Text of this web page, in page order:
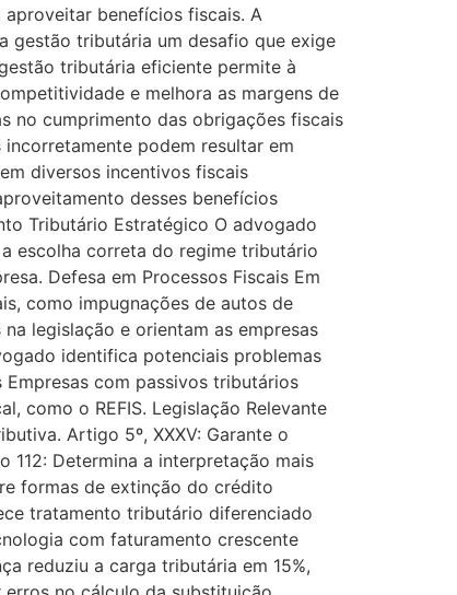
aproveitar benefícios fiscais. A
gestão tributária um desafio que exige
tributária eficiente permite à
e melhora as margens de
no cumprimento das obrigações fiscais
podem resultar em
diversos incentivos fiscais
desses benefícios
Tributário Estratégico O advogado
escolha correta do regime tributário
Defesa em Processos Fiscais Em
como impugnações de autos de
legislação e orientam as empresas
identifica potenciais problemas
com passivos tributários
como o REFIS. Legislação Relevante
Artigo 5º, XXXV: Garante o
112: Determina a interpretação mais
formas de extinção do crédito
tratamento tributário diferenciado
com faturamento crescente
reduziu a carga tributária em 15%,